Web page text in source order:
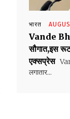
भारत
Vande
सौगात,इस
एक्सप्रेस
लगातार...